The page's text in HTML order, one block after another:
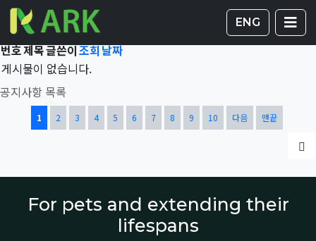
ENG
Total 42,103건1 페이지 게시판
공지사항 목록
번호제목글쓴이조회날짜
게시물이 없습니다.
열린
1 페이지
2
페이지3페이지4
페이지5페이지6
페이지7
페이지8
페이지9
페이지10
페이지 다음 맨끝
For pets and extending their
lifespans